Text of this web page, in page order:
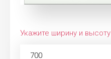
Укажите ширину и высоту